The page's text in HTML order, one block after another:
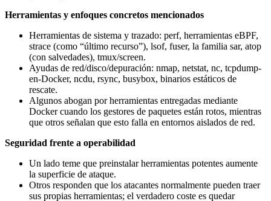
Herramientas y enfoques concretos mencionados
Herramientas de sistema y trazado: perf, herramientas eBPF,
strace (como “último recurso”), lsof, fuser, la familia sar, atop
(con salvedades), tmux/screen.
Ayudas de red/disco/depuración: nmap, netstat, nc, tcpdump-
en-Docker, ncdu, rsync, busybox, binarios estáticos de
rescate.
Algunos abogan por herramientas entregadas mediante
Docker cuando los gestores de paquetes están rotos, mientras
que otros señalan que esto falla en entornos aislados de red.
Seguridad frente a operabilidad
Un lado teme que preinstalar herramientas potentes aumente
la superficie de ataque.
Otros responden que los atacantes normalmente pueden traer
sus propias herramientas; el verdadero coste es quedar